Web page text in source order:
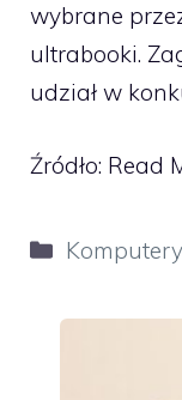
wybrane
ultrabooki.
udział w
Źródło: Read
Kategorie
Komputery